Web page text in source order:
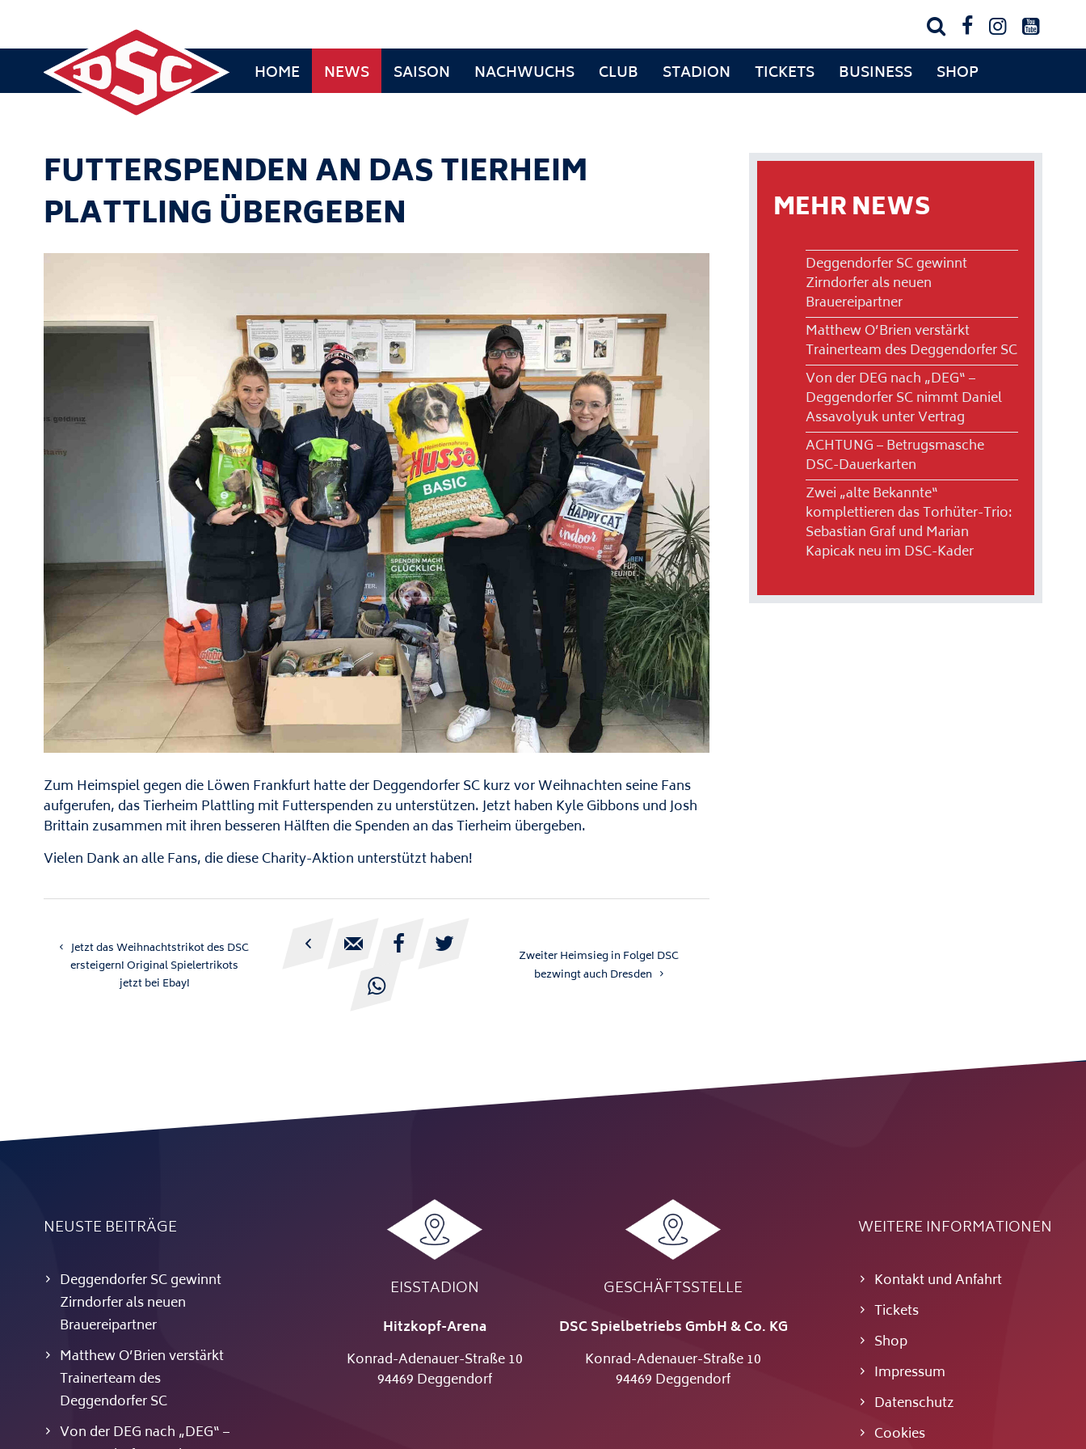
   
HOME NEWS SAISON NACHWUCHS CLUB STADION TICKETS BUSINESS SHOP
FUTTERSPENDEN AN DAS TIERHEIM
PLATTLING ÜBERGEBEN
Zum Heimspiel gegen die Löwen Frankfurt hatte der Deggendorfer SC kurz vor Weihnachten seine Fans
aufgerufen, das Tierheim Plattling mit Futterspenden zu unterstützen. Jetzt haben Kyle Gibbons und Josh
Brittain zusammen mit ihren besseren Hälften die Spenden an das Tierheim übergeben.
Vielen Dank an alle Fans, die diese Charity-Aktion unterstützt haben!
Jetzt das Weihnachtstrikot des DSC
ersteigern! Original Spielertrikots
jetzt bei Ebay!
  


Zweiter Heimsieg in Folge! DSC
bezwingt auch Dresden
MEHR NEWS
Deggendorfer SC gewinnt
Zirndorfer als neuen
Brauereipartner
Matthew O’Brien verstärkt
Trainerteam des Deggendorfer SC
Von der DEG nach „DEG“ –
Deggendorfer SC nimmt Daniel
Assavolyuk unter Vertrag
ACHTUNG – Betrugsmasche
DSC-Dauerkarten
Zwei „alte Bekannte“
komplettieren das Torhüter-Trio:
Sebastian Graf und Marian
Kapicak neu im DSC-Kader
NEUSTE BEITRÄGE
Deggendorfer SC gewinnt
Zirndorfer als neuen
Brauereipartner
Matthew O’Brien verstärkt
Trainerteam des
Deggendorfer SC
Von der DEG nach „DEG“ –
EISSTADION
Hitzkopf-Arena
Konrad-Adenauer-Straße 10
94469 Deggendorf
GESCHÄFTSSTELLE
DSC Spielbetriebs GmbH & Co. KG
Konrad-Adenauer-Straße 10
94469 Deggendorf
WEITERE INFORMATIONEN
Kontakt und Anfahrt
Tickets
Shop
Impressum
Datenschutz
Cookies